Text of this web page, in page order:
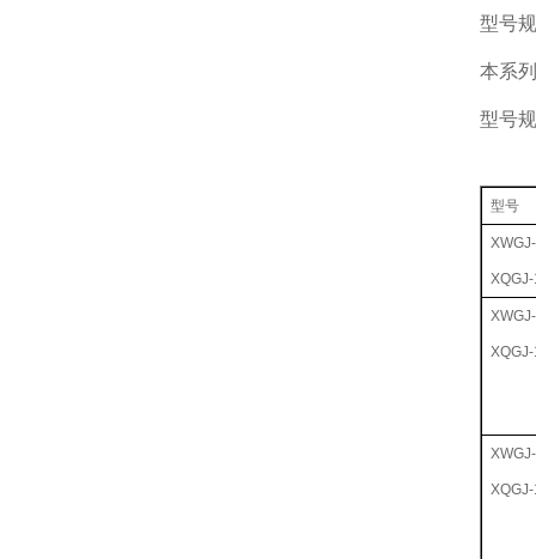
型号
本系
型号
型号